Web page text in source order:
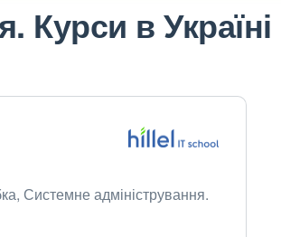
Курси в Україні
Системне адміністрування.